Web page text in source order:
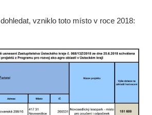
v ZOO Hluboká
v ZOO Hluboká
v ZOO Hluboká
vzniklo toto místo v roce 2018: